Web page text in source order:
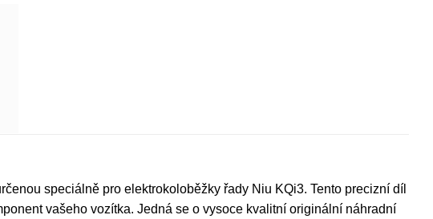
speciálně pro elektrokoloběžky řady Niu KQi3. Tento precizní díl
vašeho vozítka. Jedná se o vysoce kvalitní originální náhradní